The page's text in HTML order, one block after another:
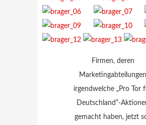
Firmen, deren
Marketingabteilungen
irgendwelche „Pro Tor
Deutschland“-
gemacht haben, jetzt